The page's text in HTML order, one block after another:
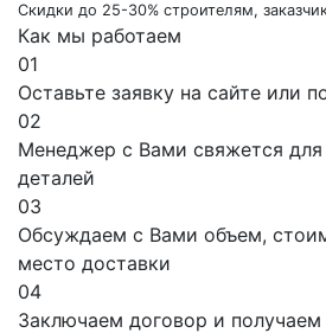
Скидки до 25-30% строителям,
Как мы работаем
01
Оставьте заявку на сайте или
02
Менеджер с Вами свяжется для
деталей
03
Обсуждаем с Вами объем,
место доставки
04
Заключаем договор и получаем